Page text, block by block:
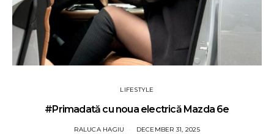
LIFESTYLE
#Primadată cu noua electrică Mazda 6e
RALUCA HAGIU DECEMBER 31, 2025